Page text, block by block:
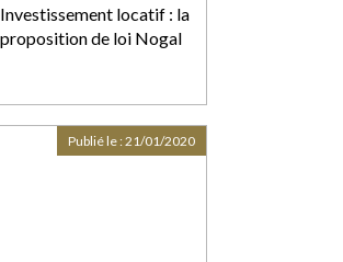
Investissement locatif : la
proposition de loi Nogal
Publié le :21/01/2020